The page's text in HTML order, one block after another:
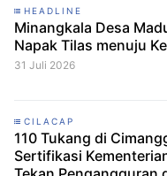
HEADLINE
Minangkala Desa
Napak Tilas menuju
31 Juli 2026
CILACAP
110 Tukang di
Sertifikasi